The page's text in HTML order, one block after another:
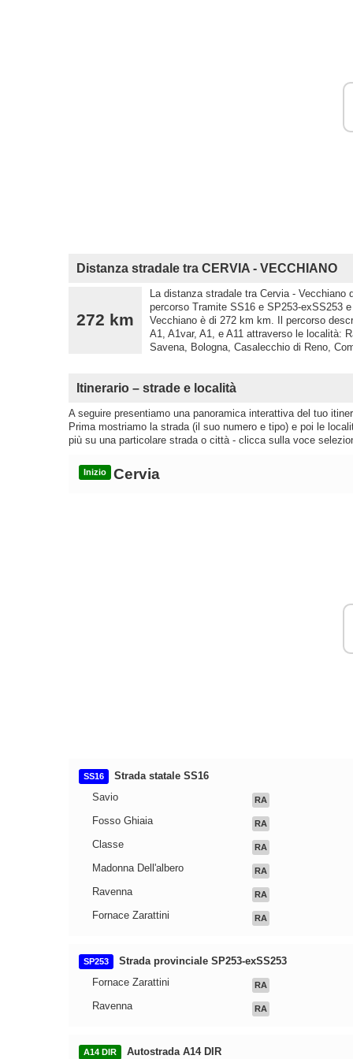
Distanza stradale tra CERVIA - VECCHIANO
272 km
La distanza stradale tra Cervia -
percorso Tramite SS16 e SP253-exSS253
Vecchiano è di 272 km km. Il percorso
A1, A1var, A1, e A11 attraverso le località:
Savena, Bologna, Casalecchio di Reno,
Itinerario – strade e località
A seguire presentiamo una panoramica interattiva del tuo
Prima mostriamo la strada (il suo numero e tipo) e poi le
più su una particolare strada o città - clicca sulla voce
Inizio Cervia
SS16
Strada statale SS16
Savio
RA
Fosso Ghiaia RA
Classe RA
Madonna Dell'albero RA
Ravenna RA
Fornace Zarattini RA
SP253
Strada provinciale SP253-exSS253
Fornace Zarattini
RA
Ravenna RA
A14 DIR Autostrada A14 DIR